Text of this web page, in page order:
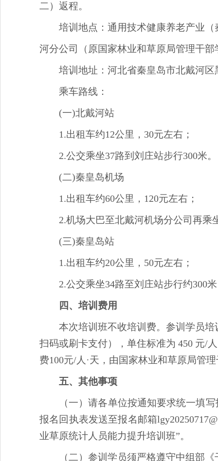
二）返程。
培训地点：通用技术健康养老产业
河分公司（原国家林业和草原局管理干
培训地址：河北省秦皇岛市北戴河区
乘车路线：
(一)北戴河站
1.出租车约12公里，30元左右；
2.公交乘坐37路到刘庄站步行300米。
(二)秦皇岛机场
1.出租车约60公里，120元左右；
2.机场大巴至北戴河机场分公司再乘
(三)秦皇岛站
1.出租车约20公里，50元左右；
2.公交乘坐34路至刘庄站步行约300
四、培训费用
本次培训班不收培训费。参训学员
扫码或刷卡支付），单住标准为 450 元/
费100元/人·天，由国家林业和草原局管
五、其他事项
（一）请各单位按通知要求统一填
报名回执表发送至报名邮箱
业草原统计人员能力提升培训班”。
（二）参训学员须严格遵守中组部